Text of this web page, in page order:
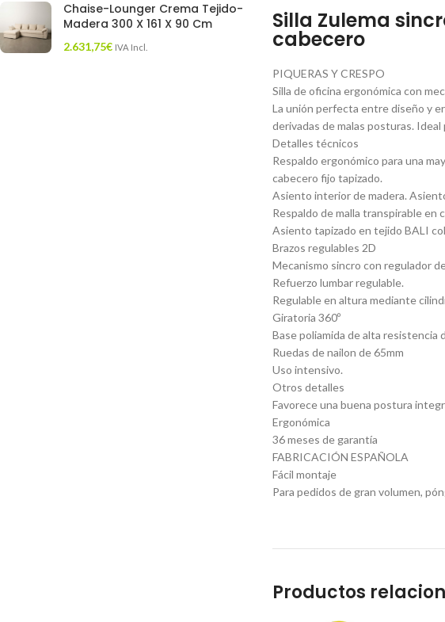
Chaise-Lounger Crema Tejido-
Madera 300 X 161 X 90 Cm
2.631,75€ IVA Incl.
Silla Zulema
cabecero
PIQUERAS Y CRESPO
Silla de oficina ergonómica con
La unión perfecta entre diseño y
derivadas de malas posturas. Ideal
Detalles técnicos
Respaldo ergonómico para una
cabecero fijo tapizado.
Asiento interior de madera.
Respaldo de malla transpirable en
Asiento tapizado en tejido BALI
Brazos regulables 2D
Mecanismo sincro con regulador
Refuerzo lumbar regulable.
Regulable en altura mediante
Giratoria 360º
Base poliamida de alta resistencia
Ruedas de nailon de 65mm
Uso intensivo.
Otros detalles
Favorece una buena postura
Ergonómica
36 meses de garantía
FABRICACIÓN ESPAÑOLA
Fácil montaje
Para pedidos de gran volumen,
Productos